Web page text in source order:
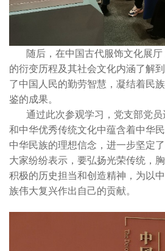
随后，在中国古代服饰文化展
的衍变历程及其社会文化内涵了解
了中国人民的勤劳智慧，凝结着民
鉴的成果。
通过此次参观学习，党支部党
和中华优秀传统文化中蕴含着中华
中华民族的理想信念，进一步坚定
大家纷纷表示，要弘扬光荣传统，
积极的历史担当和创造精神，为以
族伟大复兴作出自己的贡献。